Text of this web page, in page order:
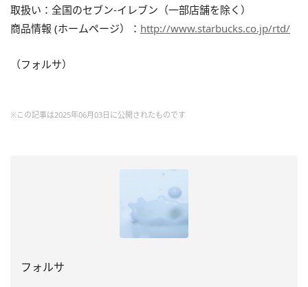
取扱い：全国のセブン-イレブン（一部店舗を除く）
商品情報 (ホームページ）： http://www.starbucks.co.jp/rtd/
（フォルサ）
※この記事は2025年06月03日に公開されたものです
フォルサ